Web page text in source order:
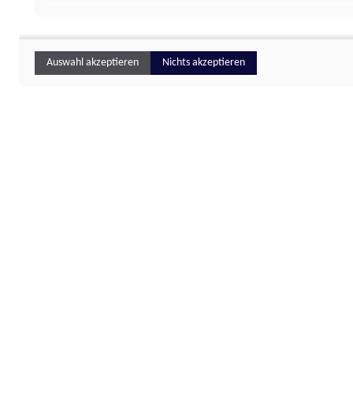
Auswahl akzeptieren Nichts akzeptieren